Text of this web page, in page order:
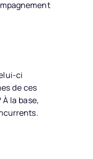
ci
de ces
la base,